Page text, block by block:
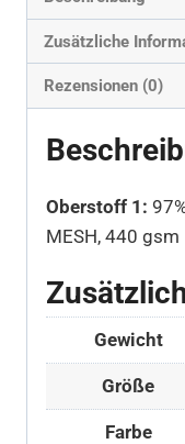
Zusätzliche
Rezensionen (0)
Oberstoff 1:
MESH, 440 gsm
Gewicht
Größe
Farbe